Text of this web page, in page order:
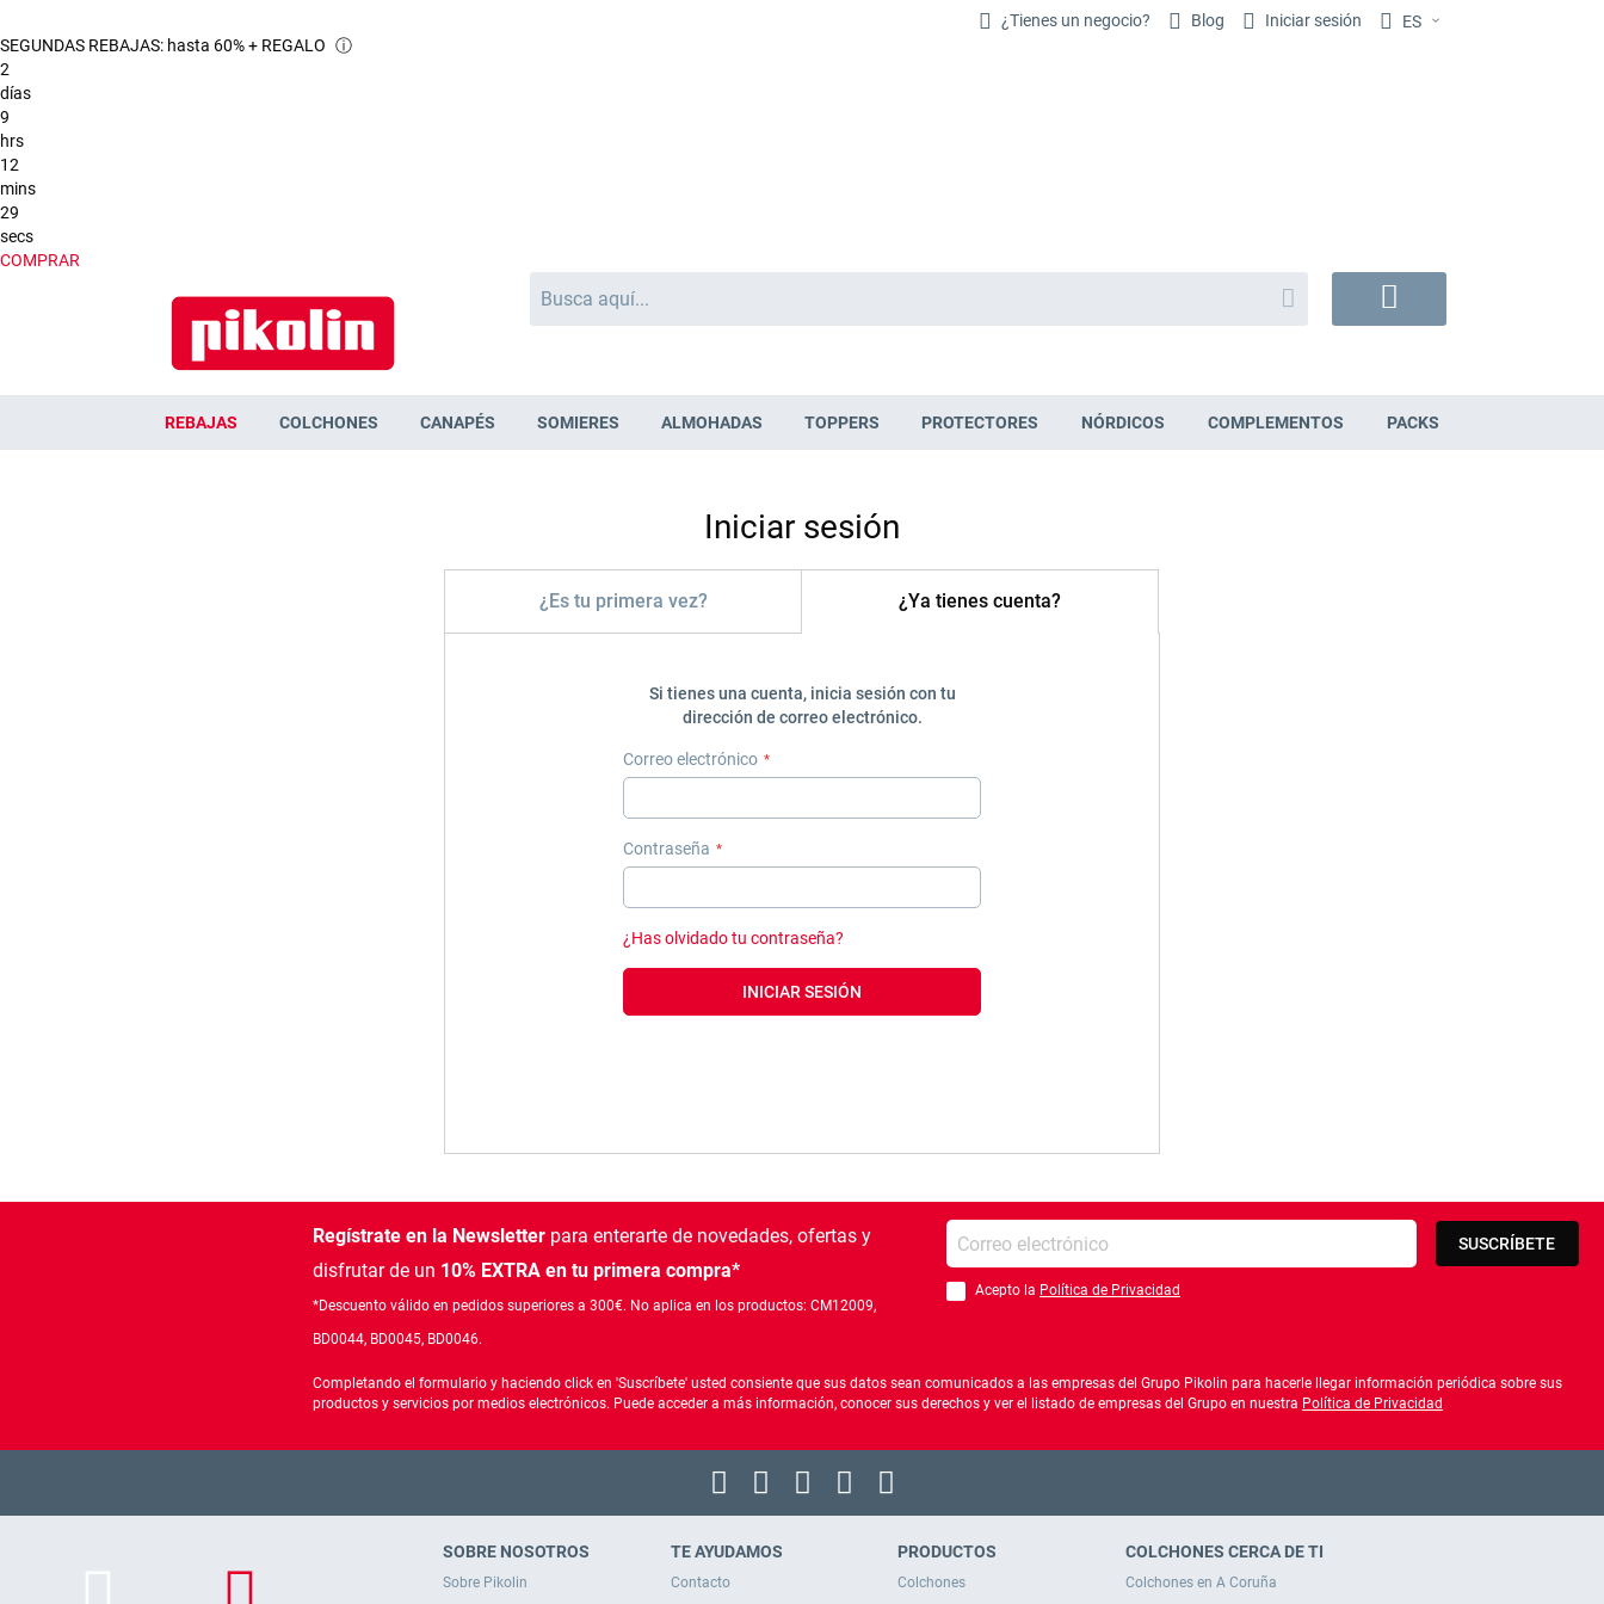
¿Tienes un negocio? Blog Iniciar sesión ES
Buscar
Buscar
SEGUNDAS REBAJAS: hasta 60% + REGALO ⓘ
2
días
9
hrs
12
mins
29
secs
COMPRAR
REBAJAS COLCHONES CANAPÉS SOMIERES ALMOHADAS TOPPERS PROTECTORES NÓRDICOS COMPLEMENTOS PACKS
Iniciar sesión
¿Es tu primera vez? ¿Ya tienes cuenta?
Si tienes una cuenta, inicia sesión con tu
dirección de correo electrónico.
Correo electrónico
Contraseña
¿Has olvidado tu contraseña?
INICIAR SESIÓN
Regístrate en la Newsletterpara enterarte de novedades, ofertas y
disfrutar de un 10% EXTRA en tu primera compra*
*Descuento válido en pedidos superiores a 300€. No aplica en los productos: CM12009,
BD0044, BD0045, BD0046.
Introduce tu e-mail
Debes aceptar la política de privacidad
Acepto la Política de Privacidad
SUSCRÍBETE
Completando el formulario y haciendo click en 'Suscríbete' usted consiente que sus datos sean comunicados a las empresas del Grupo Pikolin para hacerle llegar información periódica sobre sus
productos y servicios por medios electrónicos. Puede acceder a más información, conocer sus derechos y ver el listado de empresas del Grupo en nuestra Política de Privacidad
SOBRE NOSOTROS
Sobre Pikolin
TE AYUDAMOS
Contacto
PRODUCTOS
Colchones
COLCHONES CERCA DE TI
Colchones en A Coruña